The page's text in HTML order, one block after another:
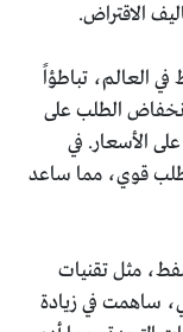
الاقتراض.
العالم، تباطؤاً
الطلب على
الأسعار. في
طلب قوي، مما ساعد
مثل تقنيات
ساهمت في زيادة